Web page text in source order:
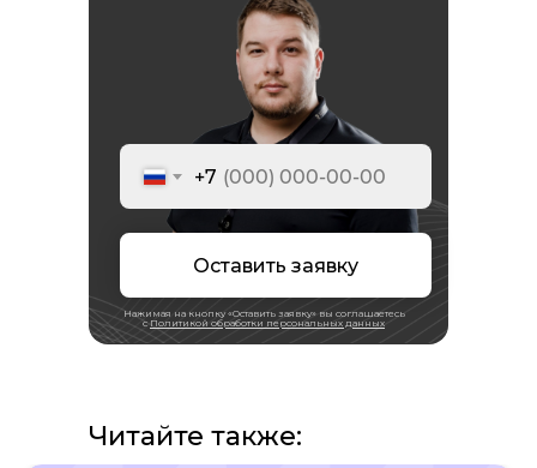
+7
Оставить заявку
Нажимая на кнопку «Оставить заявку» вы соглашаетесь
сПолитикой обработки персональных данных
Читайте также:
Согласие на получение маркетинговой рассылки
куки-файлов
Политика обработки персональных данных
ОГРН 1187847032780 / ИНН 7814719982
© ООО «Экспертные решения», 2019—2026